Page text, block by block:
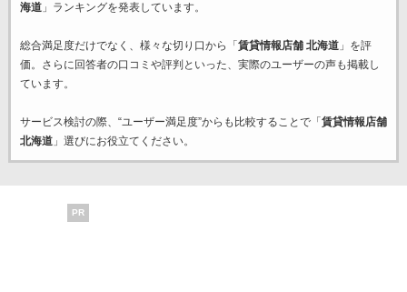
海道」ランキングを発表しています。
総合満足度だけでなく、様々な切り口から「 賃貸情報店舗 北海道」を評
価。さらに回答者の口コミや評判といった、実際のユーザーの声も掲載し
ています。
サービス検討の際、“ユーザー満足度”からも比較することで「 賃貸情報店舗
北海道」選びにお役立てください。
PR